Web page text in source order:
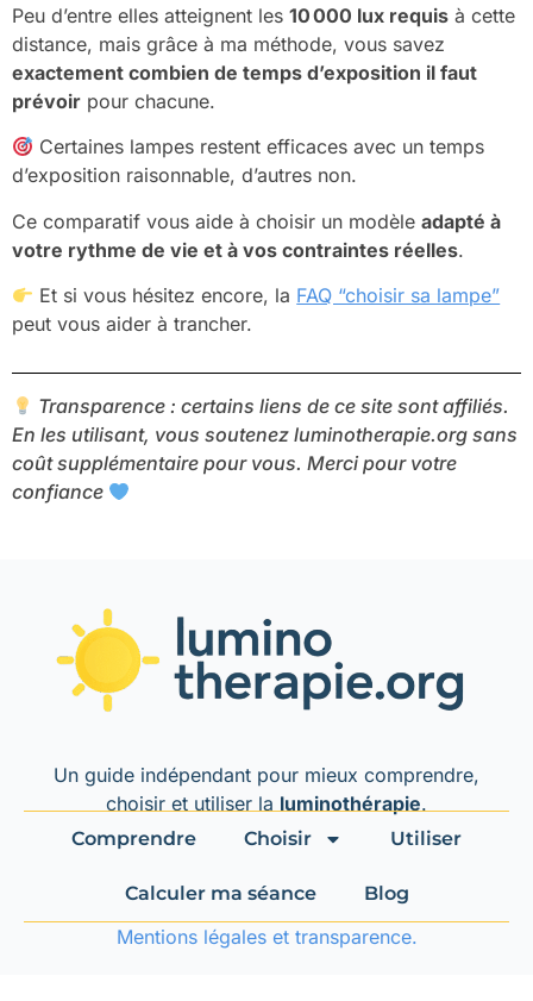
Peu d’entre elles atteignent les 10 000 lux requis à cette
distance, mais grâce à ma méthode, vous savez
exactement combien de temps d’exposition il faut
prévoir pour chacune.
Certaines lampes restent efficaces avec un temps
d’exposition raisonnable, d’autres non.
Ce comparatif vous aide à choisir un modèle adapté à
votre rythme de vie et à vos contraintes réelles.
Et si vous hésitez encore, la FAQ “choisir sa lampe”
peut vous aider à trancher.
Transparence : certains liens de ce site sont affiliés.
En les utilisant, vous soutenez luminotherapie.org sans
coût supplémentaire pour vous. Merci pour votre
confiance
Un guide indépendant pour mieux comprendre,
choisir et utiliser la luminothérapie.
Comprendre Choisir Utiliser
Calculer ma séance Blog
Mentions légales et transparence.